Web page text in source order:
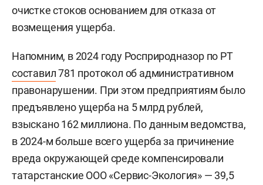
очистке стоков основанием для отказа от
возмещения ущерба.
Напомним, в 2024 году Росприродназор по РТ
составил781 протокол об административном
правонарушении. При этом предприятиям было
предъявлено ущерба на 5 млрд рублей,
взыскано 162 миллиона. По данным ведомства,
в 2024-м больше всего ущерба за причинение
вреда окружающей среде компенсировали
татарстанские ООО «Сервис-Экология» — 39,5